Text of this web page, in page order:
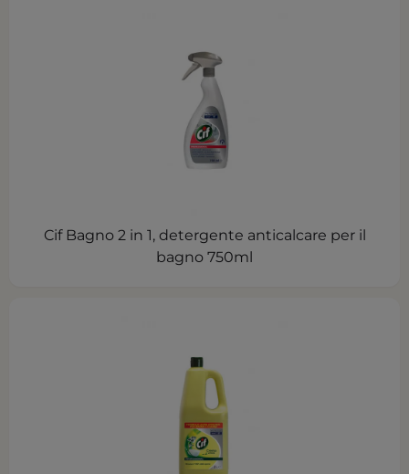
Cif Bagno 2 in 1, detergente anticalcare per il
bagno 750ml